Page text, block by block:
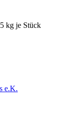
kg je Stück